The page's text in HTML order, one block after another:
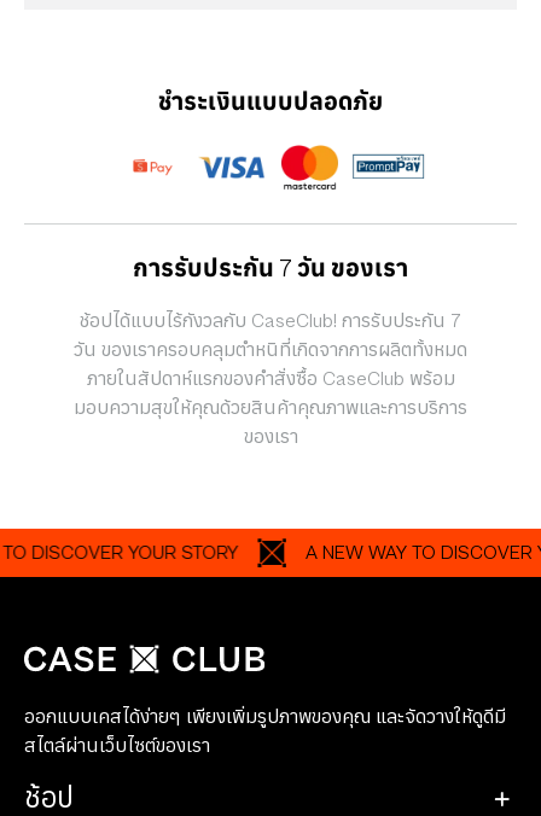
ชำระเงินแบบปลอดภัย
การรับประกัน 7 วัน ของเรา
ช้อปได้แบบไร้กังวลกับ CaseClub! การรับประกัน 7
วัน ของเราครอบคลุมตำหนิที่เกิดจากการผลิตทั้งหมด
ภายในสัปดาห์แรกของคำสั่งซื้อ CaseClub พร้อม
มอบความสุขให้คุณด้วยสินค้าคุณภาพและการบริการ
ของเรา
YOUR STORY A NEW WAY TO DISCOVER
ออกแบบเคสได้ง่ายๆ เพียงเพิ่มรูปภาพของคุณ และจัดวางให้ดูดีมี
สไตล์ผ่านเว็บไซต์ของเรา
ช้อป